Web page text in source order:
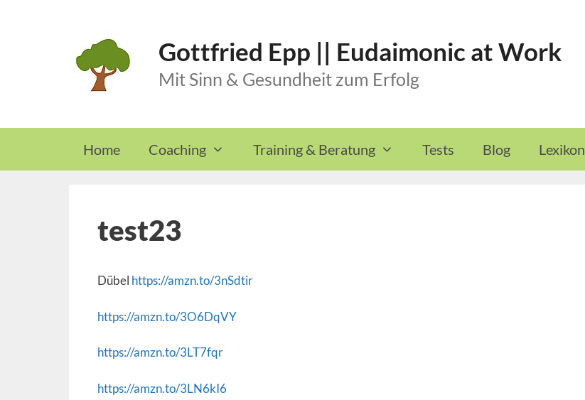
Gottfried Epp || Eudaimonic at Work
Mit Sinn & Gesundheit zum Erfolg
Home Coaching Training & Beratung Tests Blog Lexikon
test23
Dübel https://amzn.to/3nSdtir
https://amzn.to/3O6DqVY
https://amzn.to/3LT7fqr
https://amzn.to/3LN6kI6